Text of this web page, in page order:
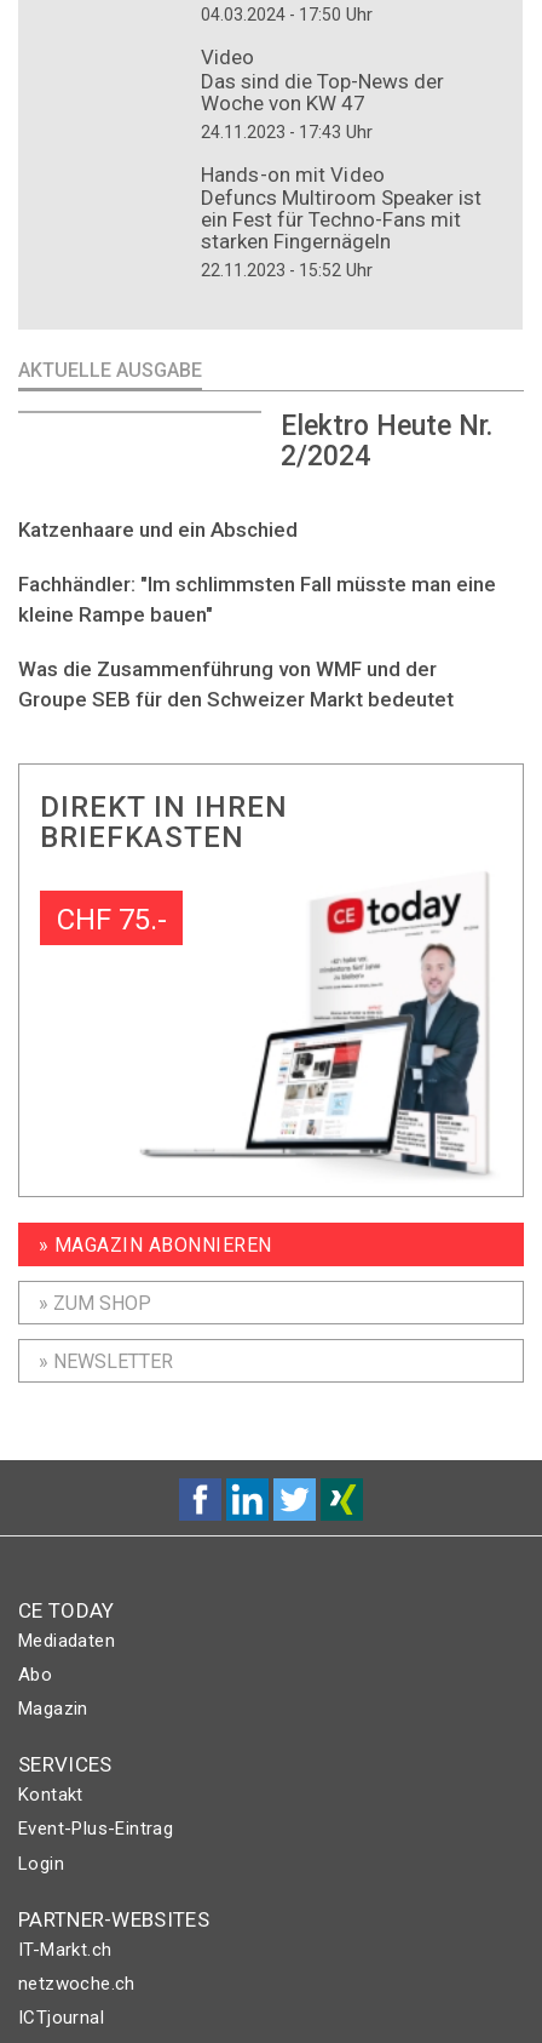
04.03.2024 - 17:50 Uhr
Video
Das sind die Top-News der
Woche von KW 47
24.11.2023 - 17:43 Uhr
Hands-on mit Video
Defuncs Multiroom Speaker ist
ein Fest für Techno-Fans mit
starken Fingernägeln
22.11.2023 - 15:52 Uhr
AKTUELLE AUSGABE
Elektro Heute Nr.
2/2024
Katzenhaare und ein Abschied
Fachhändler: "Im schlimmsten Fall müsste man eine
kleine Rampe bauen"
Was die Zusammenführung von WMF und der
Groupe SEB für den Schweizer Markt bedeutet
DIREKT IN IHREN
BRIEFKASTEN
CHF 75.-
» MAGAZIN ABONNIEREN
» ZUM SHOP
» NEWSLETTER
CE TODAY
Mediadaten
Abo
Magazin
SERVICES
Kontakt
Event-Plus-Eintrag
Login
PARTNER-WEBSITES
IT-Markt.ch
netzwoche.ch
ICTjournal